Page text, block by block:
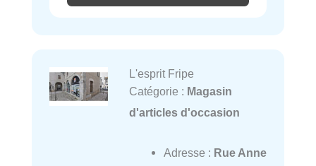
L'esprit Fripe
Catégorie : Magasin
d'articles d'occasion
Adresse : Rue Anne